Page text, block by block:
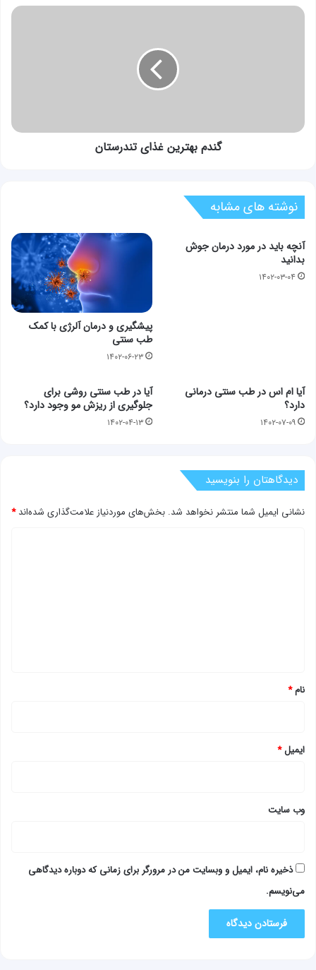
گندم
گندم بهترين غذای تندرستان
نوشته های مشابه
آنچه باید در مورد درمان جوش
بدانید
۱۴۰۲-۰۳-۰۴
پیشگیری و درمان آلرژی با کمک
طب سنتی
۱۴۰۲-۰۶-۲۳
آیا ام اس در طب سنتی درمانی
دارد؟
۱۴۰۲-۰۷-۰۹
آیا در طب سنتی روشی برای
جلوگیری از ریزش مو وجود دارد؟
۱۴۰۲-۰۴-۱۳
دیدگاهتان را بنویسید
نشانی ایمیل شما منتشر نخواهد شد. بخش‌های موردنیاز علامت‌گذاری شده‌اند*
نام*
ایمیل*
وب‌ سایت
ذخیره نام، ایمیل و وبسایت من در مرورگر برای زمانی که دوباره دیدگاهی
می‌نویسم.